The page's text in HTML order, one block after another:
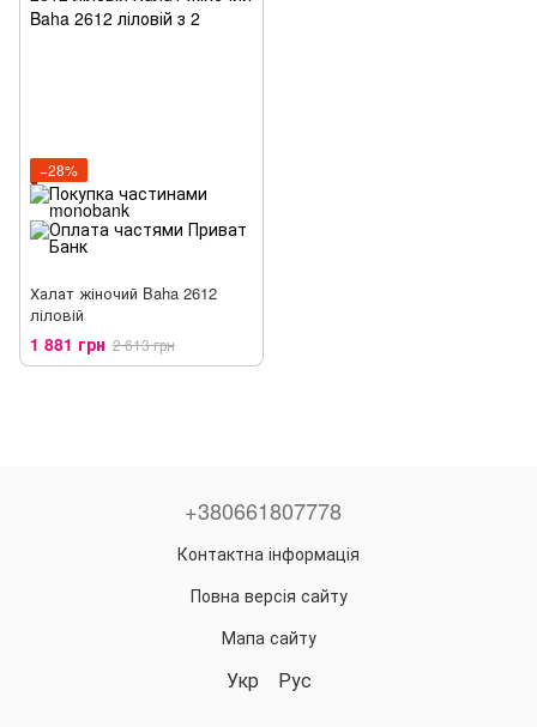
−28%
Халат жіночий Baha 2612
ліловій
1 881 грн 2 613 грн
+380661807778
Контактна інформація
Повна версія сайту
Мапа сайту
Укр Рус